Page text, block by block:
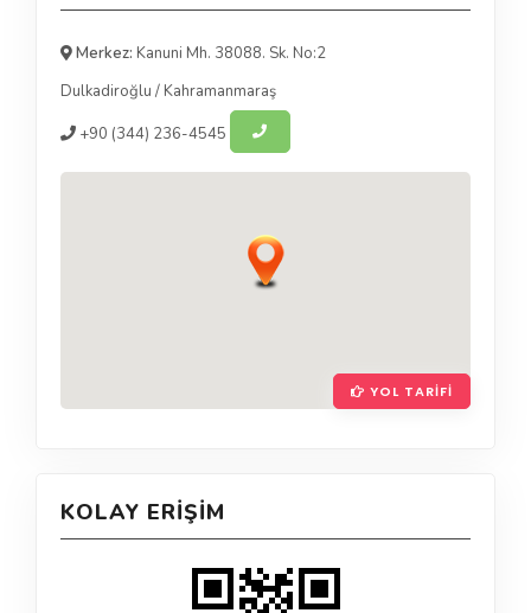
Merkez: Kanuni Mh. 38088. Sk. No:2
Dulkadiroğlu / Kahramanmaraş
+90 (344) 236-4545
YOL TARIFI
KOLAY ERIŞIM